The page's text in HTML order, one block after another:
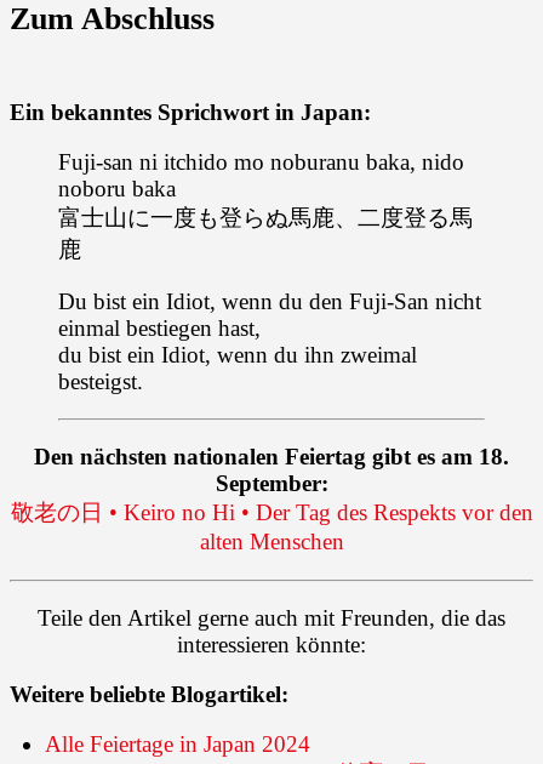
Zum Abschluss
Ein bekanntes Sprichwort in Japan:
Fuji-san ni itchido mo noburanu baka, nido
noboru baka
富士山に一度も登らぬ馬鹿、二度登る馬
鹿
Du bist ein Idiot, wenn du den Fuji-San nicht
einmal bestiegen hast,
du bist ein Idiot, wenn du ihn zweimal
besteigst.
Den nächsten nationalen Feiertag gibt es am 18.
September:
敬老の日 • Keiro no Hi • Der Tag des Respekts vor den
alten Menschen
Teile den Artikel gerne auch mit Freunden, die das
interessieren könnte:
Weitere beliebte Blogartikel:
Alle Feiertage in Japan 2024